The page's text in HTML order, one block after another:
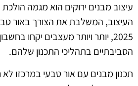
עיצוב מבנים ירוקים הוא מגמה
העיצוב, המשלבת את הצורך באור
2025, יותר ויותר מעצבים יקחו
הסביבתיים בתהליכי התכנון שלהם.
תכנון מבנים עם אור טבעי במרכזו